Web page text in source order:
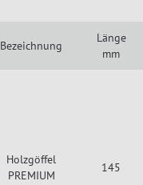
Bezeichnung
Länge
mm
Holzgöffel
PREMIUM
145